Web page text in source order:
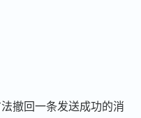
法撤回一条发送成功的消